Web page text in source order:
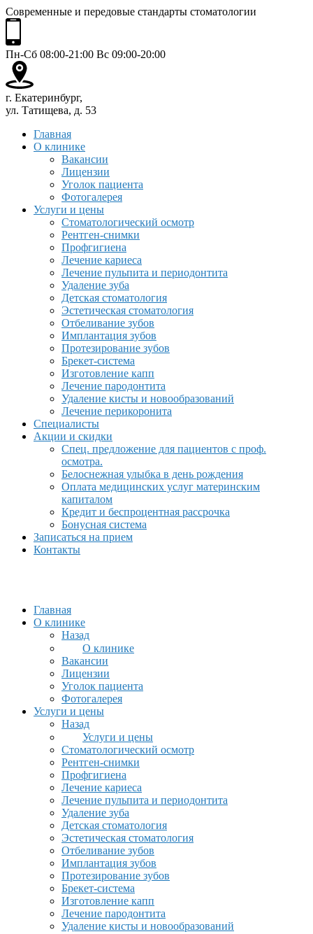
Современные и передовые стандарты стоматологии
Пн-Сб 08:00-21:00 Вс 09:00-20:00
г. Екатеринбург,
ул. Татищева, д. 53
Главная
О клинике
Вакансии
Лицензии
Уголок пациента
Фотогалерея
Услуги и цены
Стоматологический осмотр
Рентген-снимки
Профгигиена
Лечение кариеса
Лечение пульпита и периодонтита
Удаление зуба
Детская стоматология
Эстетическая стоматология
Отбеливание зубов
Имплантация зубов
Протезирование зубов
Брекет-система
Изготовление капп
Лечение пародонтита
Удаление кисты и новообразований
Лечение перикоронита
Специалисты
Акции и скидки
Спец. предложение для пациентов с проф.
осмотра.
Белоснежная улыбка в день рождения
Оплата медицинских услуг материнским
капиталом
Кредит и беспроцентная рассрочка
Бонусная система
Записаться на прием
Контакты
Главная
О клинике
Назад
О клинике
Вакансии
Лицензии
Уголок пациента
Фотогалерея
Услуги и цены
Назад
Услуги и цены
Стоматологический осмотр
Рентген-снимки
Профгигиена
Лечение кариеса
Лечение пульпита и периодонтита
Удаление зуба
Детская стоматология
Эстетическая стоматология
Отбеливание зубов
Имплантация зубов
Протезирование зубов
Брекет-система
Изготовление капп
Лечение пародонтита
Удаление кисты и новообразований